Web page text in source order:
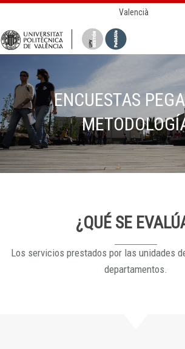
Valencià
ENCUESTAS
¿QUÉ SE
Los servicios prestados por las unidades
departamentos.